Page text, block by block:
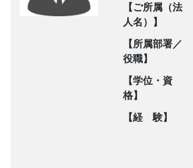
【ご所属（法
人名）】
【所属部署／
役職】
【学位・資
格】
【経 験】